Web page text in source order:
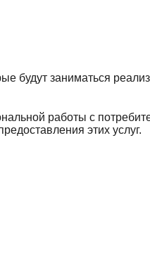
будут заниматься
работы с
этих услуг.